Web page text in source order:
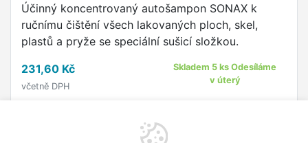
Účinný koncentrovaný autošampon SONAX k
ručnímu čištění všech lakovaných ploch, skel,
plastů a pryže se speciální sušicí složkou.
231,60 Kč
včetně DPH
Skladem 5 ks Odesíláme
v úterý